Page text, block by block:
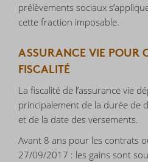
prélèvements sociaux
cette fraction imposable.
ASSURANCE VIE POUR
FISCALITÉ
La fiscalité de l’assurance vie
principalement de la durée de
et de la date des versements.
Avant 8 ans pour les contrats
27/09/2017 : les gains sont